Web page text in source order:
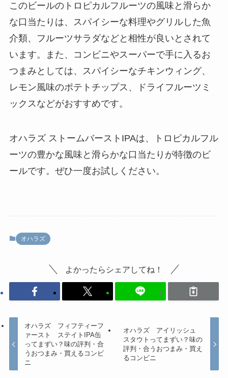
このビールのトロピカルフルーツの風味と滑らか
な口当たりは、スパイシーな料理やグリルした魚
介類、フルーツサラダなどと相性が良いとされて
います。また、コンビニやスーパーで手に入るお
つまみとしては、スパイシーなチキンウィング、
レモン風味のポテトチップス、ドライフルーツミ
ックスなどがおすすめです。
オハラズ ストームバーストIPAは、トロピカルフル
ーツの豊かな風味と滑らかな口当たりが特徴のビ
ールです。ぜひ一度お試しください。
オハラズ
よかったらシェアしてね！
オハラズ フィフティーフ
ァースト ステイトIPA缶
ってまずい？味の評判・合
うおつまみ・買えるコンビ
ニ
オハラズ アイリッシュ
スタウトってまずい？味の
評判・合うおつまみ・買え
るコンビニ